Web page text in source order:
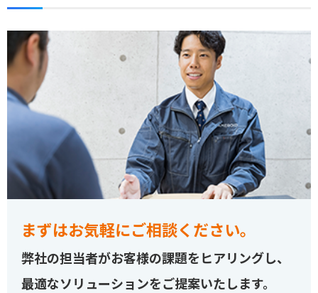
まずはお気軽にご相談ください。
弊社の担当者がお客様の課題をヒアリングし、
最適なソリューションをご提案いたします。